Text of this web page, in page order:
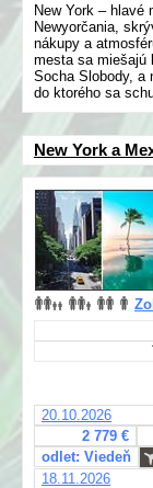
New York – hlavé
Newyorčania,
nákupy a
mesta sa miešajú
Socha Slobody, a
do ktorého sa
New York a
20.10.2026
2 779 €
odlet: Viedeň
18.11.2026